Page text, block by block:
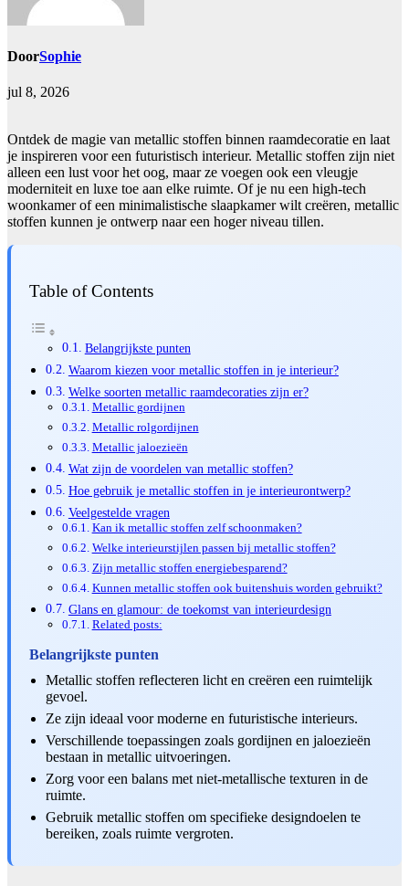
DoorSophie
jul 8, 2026
Ontdek de magie van metallic stoffen binnen raamdecoratie en laat
je inspireren voor een futuristisch interieur. Metallic stoffen zijn niet
alleen een lust voor het oog, maar ze voegen ook een vleugje
moderniteit en luxe toe aan elke ruimte. Of je nu een high-tech
woonkamer of een minimalistische slaapkamer wilt creëren, metallic
stoffen kunnen je ontwerp naar een hoger niveau tillen.
Table of Contents
Belangrijkste punten
Waarom kiezen voor metallic stoffen in je interieur?
Welke soorten metallic raamdecoraties zijn er?
Metallic gordijnen
Metallic rolgordijnen
Metallic jaloezieën
Wat zijn de voordelen van metallic stoffen?
Hoe gebruik je metallic stoffen in je interieurontwerp?
Veelgestelde vragen
Kan ik metallic stoffen zelf schoonmaken?
Welke interieurstijlen passen bij metallic stoffen?
Zijn metallic stoffen energiebesparend?
Kunnen metallic stoffen ook buitenshuis worden gebruikt?
Glans en glamour: de toekomst van interieurdesign
Related posts:
Belangrijkste punten
Metallic stoffen reflecteren licht en creëren een ruimtelijk
gevoel.
Ze zijn ideaal voor moderne en futuristische interieurs.
Verschillende toepassingen zoals gordijnen en jaloezieën
bestaan in metallic uitvoeringen.
Zorg voor een balans met niet-metallische texturen in de
ruimte.
Gebruik metallic stoffen om specifieke designdoelen te
bereiken, zoals ruimte vergroten.